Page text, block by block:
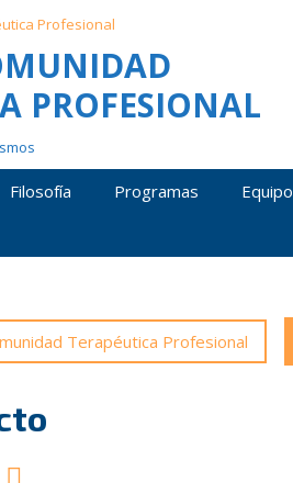
PROFESIONAL
Filosofía Programas Equipo
Terapéutica Profesional